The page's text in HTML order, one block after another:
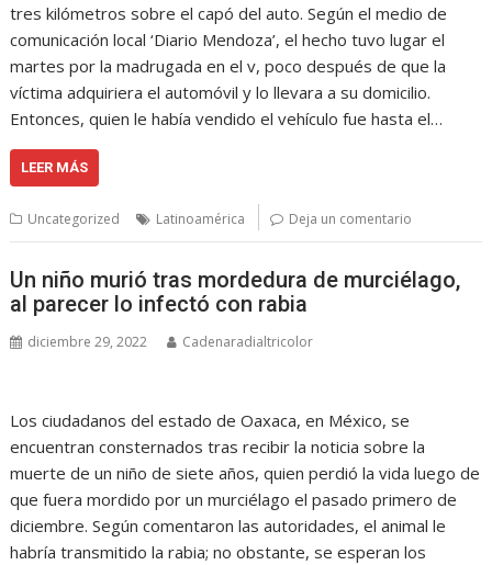
tres kilómetros sobre el capó del auto. Según el medio de
comunicación local ‘Diario Mendoza’, el hecho tuvo lugar el
martes por la madrugada en el v, poco después de que la
víctima adquiriera el automóvil y lo llevara a su domicilio.
Entonces, quien le había vendido el vehículo fue hasta el…
LEER MÁS
Uncategorized Latinoamérica Deja un comentario
Un niño murió tras mordedura de murciélago,
al parecer lo infectó con rabia
diciembre 29, 2022 Cadenaradialtricolor
Los ciudadanos del estado de Oaxaca, en México, se
encuentran consternados tras recibir la noticia sobre la
muerte de un niño de siete años, quien perdió la vida luego de
que fuera mordido por un murciélago el pasado primero de
diciembre. Según comentaron las autoridades, el animal le
habría transmitido la rabia; no obstante, se esperan los